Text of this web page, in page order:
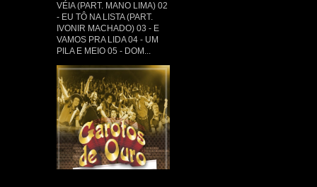
VÉIA (PART. MANO LIMA) 02
- EU TÔ NA LISTA (PART.
IVONIR MACHADO) 03 - E
VAMOS PRA LIDA 04 - UM
PILA E MEIO 05 - DOM...